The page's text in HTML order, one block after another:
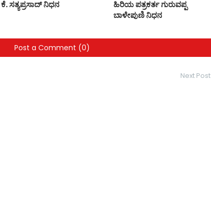
ಕೆ. ಸತ್ಯಪ್ರಸಾದ್ ನಿಧನ
ಹಿರಿಯ ಪತ್ರಕರ್ತ ಗುರುವಪ್ಪ
ಬಾಳೇಪುಣಿ ನಿಧನ
Post a Comment (0)
Next Post